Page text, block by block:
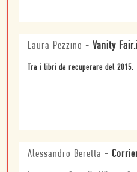
Laura Pezzino - Vanity
Tra i libri da recuperare del 2015.
Alessandro Beretta -